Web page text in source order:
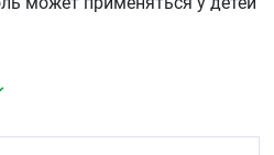
острых и хронических
полости носа:
риниты